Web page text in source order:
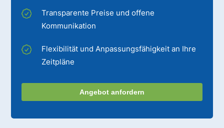
Transparente Preise und offene
Kommunikation
Flexibilität und Anpassungsfähigkeit an Ihre
Zeitpläne
Angebot anfordern